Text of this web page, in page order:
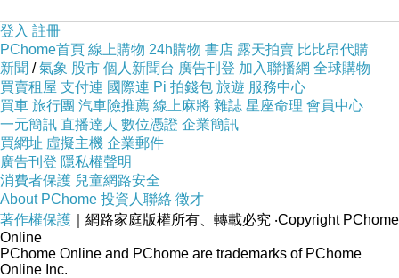
碎夢大道-金石堂網路書店
內容簡介
《碎夢大道》
登入 註冊
PChome首頁 線上購物 24h購物 書店 露天拍賣 比比昂代購
新聞 /氣象 股市 個人新聞台 廣告刊登 加入聯播網 全球購物
買賣租屋 支付連 國際連 Pi 拍錢包 旅遊 服務中心
買車 旅行團 汽車險推薦 線上麻將 雜誌 星座命理 會員中心
一元簡訊 直播達人 數位憑證 企業簡訊
買網址 虛擬主機 企業郵件
廣告刊登 隱私權聲明
消費者保護 兒童網路安全
About PChome 投資人聯絡 徵才
著作權保護 ｜網路家庭版權所有、轉載必究 ‧Copyright PChome
Online
PChome Online and PChome are trademarks of PChome
Online Inc.